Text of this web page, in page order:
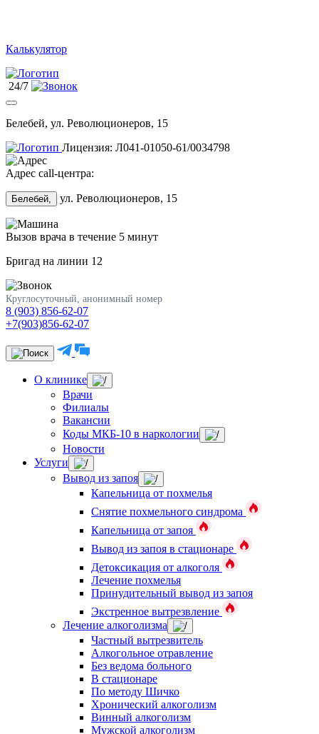
Калькулятор
24/7
Белебей, ул. Революционеров, 15
Лицензия: Л041-01050-61/0034798
Адрес call-центра:
Белебей, ул. Революционеров, 15
Вызов врача в течение 5 минут
Бригад на линии 12
Круглосуточный, анонимный номер
8 (903) 856-62-07
+7(903)856-62-07
О клинике
Врачи
Филиалы
Вакансии
Коды МКБ-10 в наркологии
Новости
Услуги
Вывод из запоя
Капельница от похмелья
Снятие похмельного синдрома
Капельница от запоя
Вывод из запоя в стационаре
Детоксикация от алкоголя
Лечение похмелья
Принудительный вывод из запоя
Экстренное вытрезвление
Лечение алкоголизма
Частный вытрезвитель
Алкогольное отравление
Без ведома больного
В стационаре
По методу Шичко
Хронический алкоголизм
Винный алкоголизм
Мужской алкоголизм